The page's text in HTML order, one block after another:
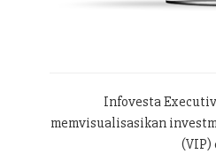
Infovesta
memvisualisasikan
(VIP)